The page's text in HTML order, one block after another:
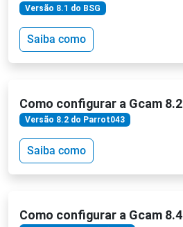
Versão 8.1 do BSG
Saiba como
Como configurar a Gcam 8.2
Versão 8.2 do Parrot043
Saiba como
Como configurar a Gcam 8.4